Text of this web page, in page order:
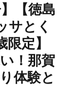
【徳島
サとく
定】
！那賀
体験と